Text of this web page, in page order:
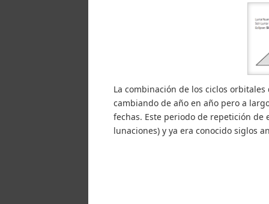
La combinación de los ciclos
cambiando de año en año pero a
fechas. Este periodo de repetición de
lunaciones) y ya era conocido siglos